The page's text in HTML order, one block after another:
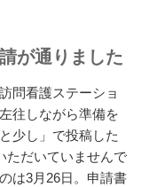
が通りました
問看護ステーショ
往しながら準備を
少し」で投稿した
ただいていませんで
は3月26日。申請書